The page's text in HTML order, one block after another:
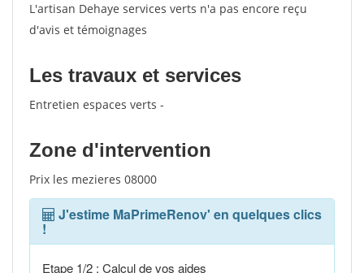
L'artisan Dehaye services verts n'a pas encore reçu
d'avis et témoignages
Les travaux et services
Entretien espaces verts -
Zone d'intervention
Prix les mezieres 08000